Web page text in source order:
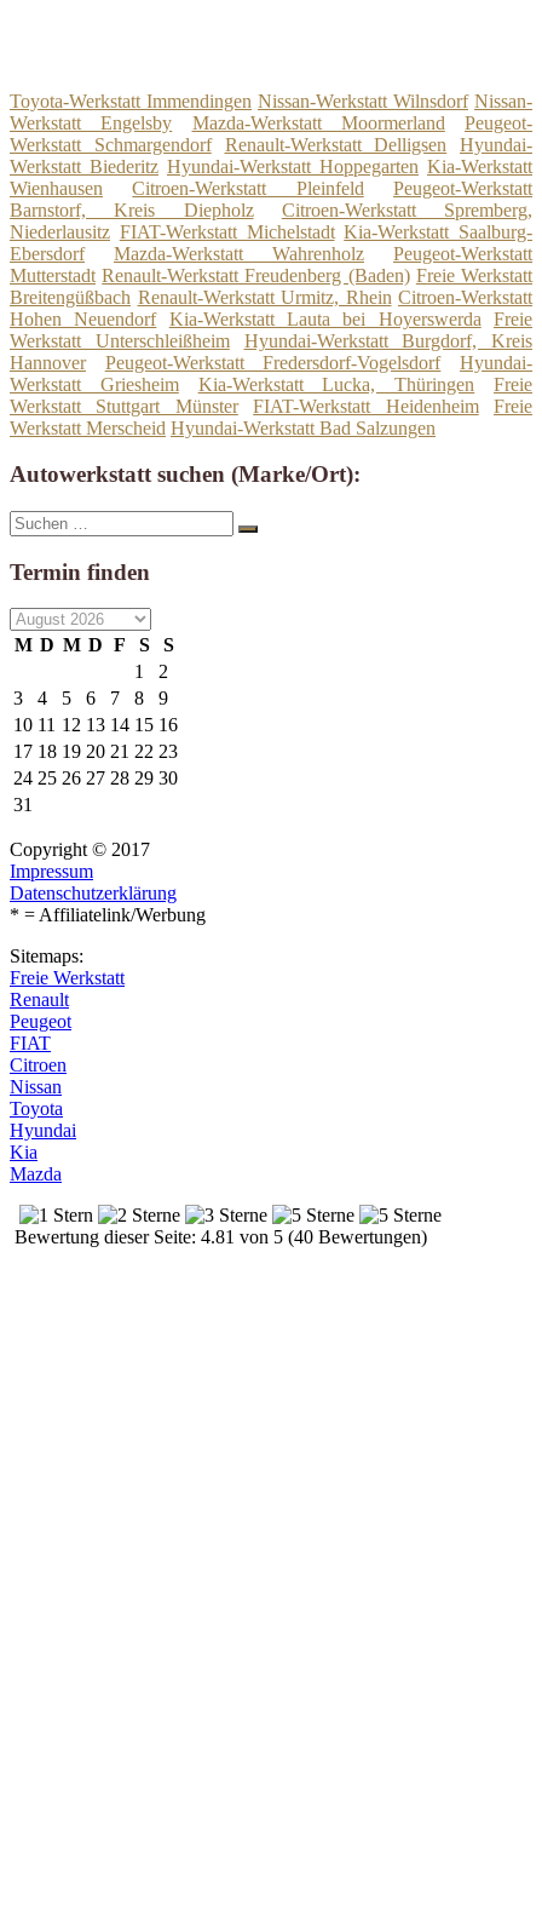
Toyota-Werkstatt Immendingen Nissan-Werkstatt Wilnsdorf Nissan-
Werkstatt Engelsby
Mazda-Werkstatt Moormerland
Peugeot-
Werkstatt Schmargendorf
Renault-Werkstatt Delligsen
Hyundai-
Werkstatt Biederitz Hyundai-Werkstatt Hoppegarten Kia-Werkstatt
Wienhausen
Citroen-Werkstatt Pleinfeld
Peugeot-Werkstatt
Barnstorf, Kreis Diepholz
Citroen-Werkstatt Spremberg,
Niederlausitz FIAT-Werkstatt Michelstadt Kia-Werkstatt Saalburg-
Ebersdorf
Mazda-Werkstatt Wahrenholz
Peugeot-Werkstatt
Mutterstadt Renault-Werkstatt Freudenberg (Baden) Freie Werkstatt
Breitengüßbach Renault-Werkstatt Urmitz, Rhein Citroen-Werkstatt
Hohen Neuendorf
Kia-Werkstatt Lauta bei Hoyerswerda
Freie
Werkstatt Unterschleißheim
Hyundai-Werkstatt Burgdorf, Kreis
Hannover
Peugeot-Werkstatt Fredersdorf-Vogelsdorf
Hyundai-
Werkstatt Griesheim
Kia-Werkstatt Lucka, Thüringen
Freie
Werkstatt Stuttgart Münster
FIAT-Werkstatt Heidenheim
Freie
Werkstatt Merscheid Hyundai-Werkstatt Bad Salzungen
Autowerkstatt suchen (Marke/Ort):
Suche
nach:
Suchen
Termin finden
M D M D F S
S
1
2
3
4 5 6 7 8
9
10 11 12 13 14 15 16
17 18 19 20 21 22 23
24 25 26 27 28 29 30
31
Copyright © 2017
Impressum
Datenschutzerklärung
* = Affiliatelink/Werbung
Sitemaps:
Freie Werkstatt
Renault
Peugeot
FIAT
Citroen
Nissan
Toyota
Hyundai
Kia
Mazda
Bewertung dieser Seite: 4.81 von 5 (40 Bewertungen)